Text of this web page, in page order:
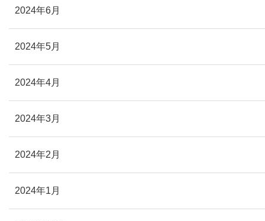
2024年6月
2024年5月
2024年4月
2024年3月
2024年2月
2024年1月